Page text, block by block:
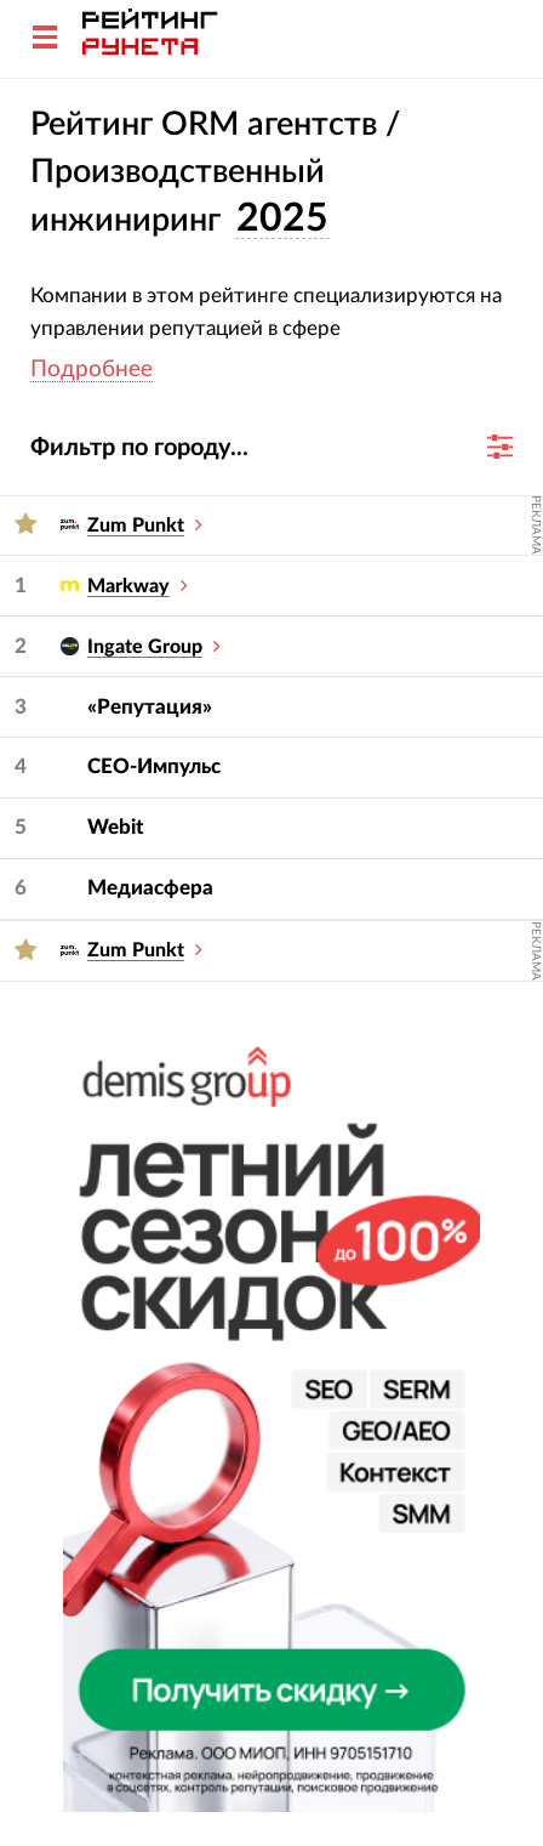
Рейтинг ORM агентств /
Производственный
инжиниринг 2025
Компании в этом рейтинге специализируются на
управлении репутацией в сфере
производственного инжиниринга. Все участники
их проектов, услуг, отраслевой экспертизы и
— услугу и сферу.
Подробнее
Фильтр по городу...
Zum Punkt РЕКЛАМА
1 Markway
2 Ingate Group
3 «Репутация»
4 СЕО-Импульс
5 Webit
6 Медиасфера
Zum Punkt РЕКЛАМА